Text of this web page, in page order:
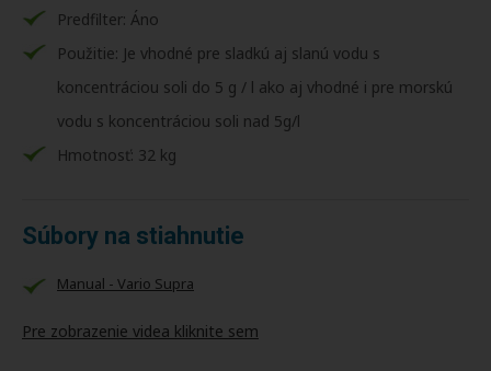
Predfilter: Áno
Použitie: Je vhodné pre sladkú aj slanú vodu s
koncentráciou soli do 5 g / l ako aj vhodné i pre morskú
vodu s koncentráciou soli nad 5g/l
Hmotnosť: 32 kg
Súbory na stiahnutie
Manual - Vario Supra
Pre zobrazenie videa kliknite sem